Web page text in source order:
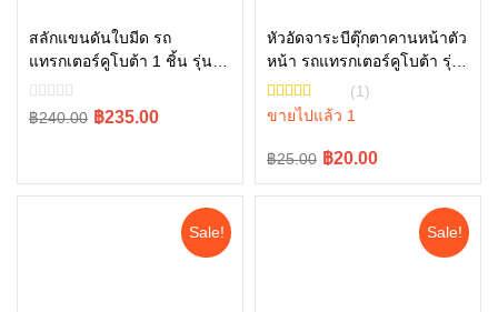
สลักแขนดันใบมีด รถ
แทรกเตอร์คูโบต้า 1 ชิ้น รุ่น
L4708, L5018 , W9558-
52102
฿240.00
Original ฿235.00
Current
หยิบใส่ตะกร้า
หัวอัดจาระบีตุ๊กตาคานหน้าตัว
หน้า รถแทรกเตอร์คูโบต้า รุ่น
L3608 – L5018 06611-
15010
(1)
ขายไปแล้ว 1
฿25.00
Original฿20.00
Current
หยิบใส่ตะกร้า
Sale! Sale!